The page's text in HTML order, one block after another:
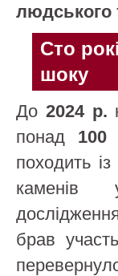
людського
Сто
шоку
До 2024 р.
понад 100
походить із
брав